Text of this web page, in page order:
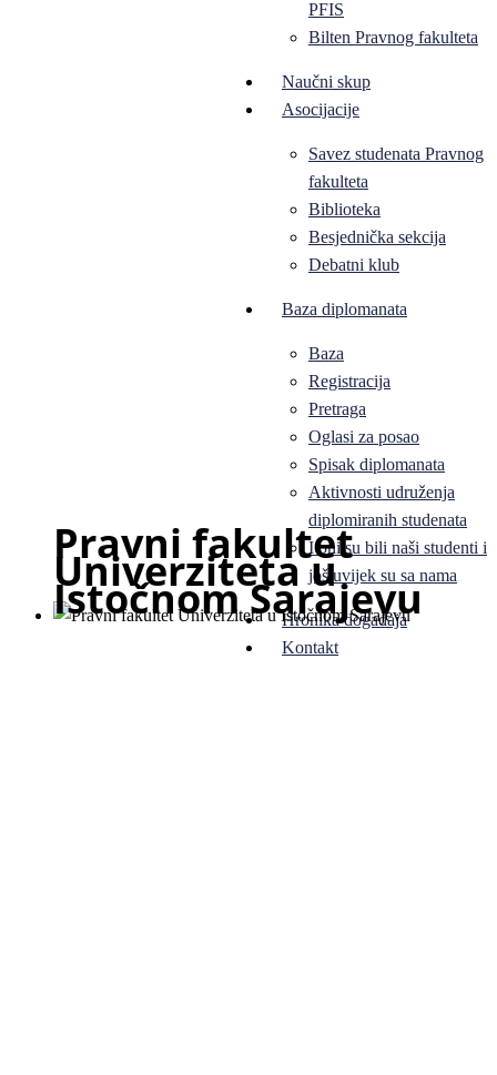
PFIS
Bilten Pravnog fakulteta
Naučni skup
Asocijacije
Savez studenata Pravnog
fakulteta
Biblioteka
Besjednička sekcija
Debatni klub
Baza diplomanata
Baza
Registracija
Pretraga
Oglasi za posao
Spisak diplomanata
Aktivnosti udruženja
diplomiranih studenata
I oni su bili naši studenti i
još uvijek su sa nama
Hronika događaja
Kontakt
Pravni fakultet
Univerziteta u
Istočnom Sarajevu